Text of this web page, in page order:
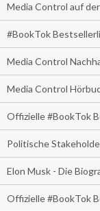
Media Control auf
#BookTok
Media Control
Media Control
Offizielle #BookTok
Politische
Elon Musk - Die
Offizielle #BookTok